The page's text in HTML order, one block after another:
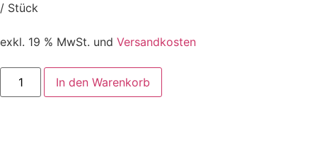
/ Stück
exkl. 19 % MwSt. und Versandkosten
In den Warenkorb